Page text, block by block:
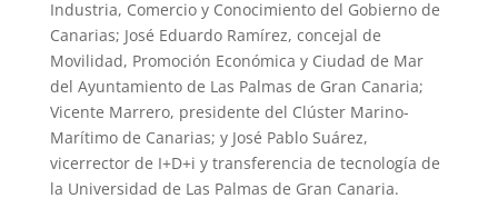
Industria, Comercio y Conocimiento del Gobierno de
Canarias; José Eduardo Ramírez, concejal de
Movilidad, Promoción Económica y Ciudad de Mar
del Ayuntamiento de Las Palmas de Gran Canaria;
Vicente Marrero, presidente del Clúster Marino-
Marítimo de Canarias; y José Pablo Suárez,
vicerrector de I+D+i y transferencia de tecnología de
la Universidad de Las Palmas de Gran Canaria.